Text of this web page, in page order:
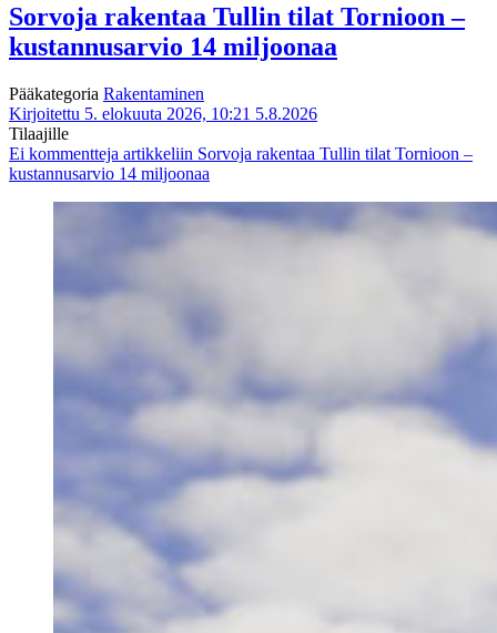
Sorvoja rakentaa Tullin tilat Tornioon –
kustannusarvio 14 miljoonaa
Pääkategoria Rakentaminen
Kirjoitettu 5. elokuuta 2026, 10:21 5.8.2026
Tilaajille
Ei kommentteja artikkeliin Sorvoja rakentaa Tullin tilat Tornioon –
kustannusarvio 14 miljoonaa